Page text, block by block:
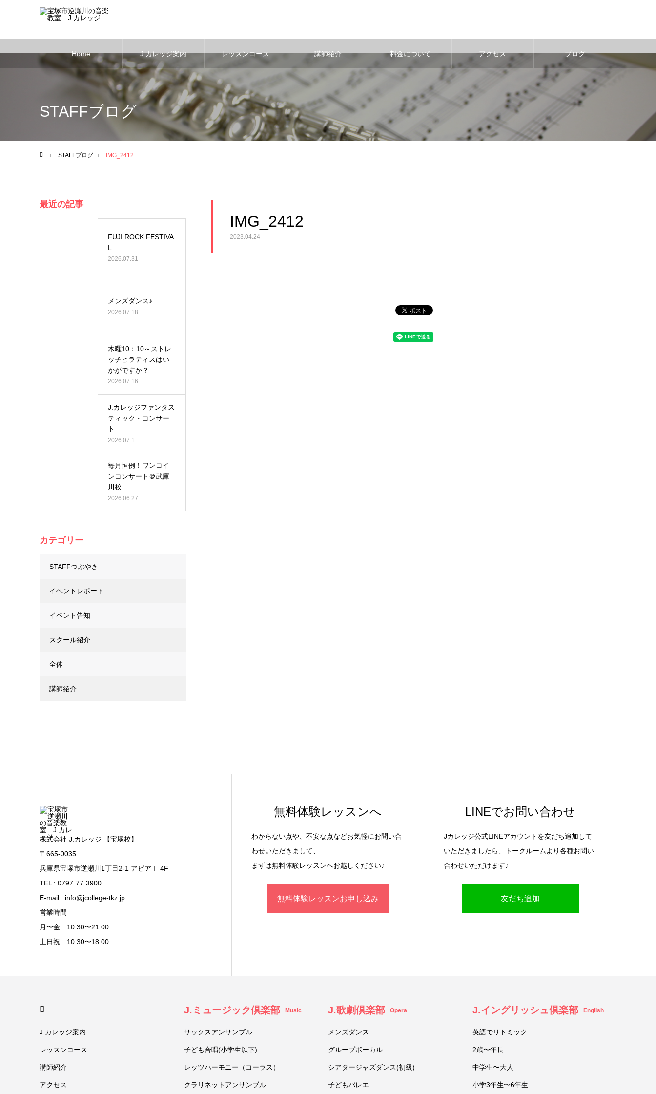
Home J.カレッジ案内 レッスンコース 講師紹介 料金について アクセス ブログ
: Undefined variable $cat_id in /home/users/0/music-life/web/jcollege-tkz.jp/wp-content/themes/noel_tcd072/single.php 29
STAFFブログ
STAFFブログ IMG_2412
IMG_2412
2023.04.24
最近の記事
FUJI ROCK FESTIVA
L
2026.07.31
メンズダンス♪
2026.07.18
木曜10：10～ストレ
ッチピラティスはい
かがですか？
2026.07.16
J.カレッジファンタス
ティック・コンサー
ト
2026.07.1
毎月恒例！ワンコイ
ンコンサート＠武庫
川校
2026.06.27
カテゴリー
STAFFつぶやき
イベントレポート
イベント告知
スクール紹介
全体
講師紹介
株式会社 J.カレッジ 【宝塚校】
〒665-0035
兵庫県宝塚市逆瀬川1丁目2-1 アピアⅠ 4F
TEL : 0797-77-3900
E-mail : info@jcollege-tkz.jp
営業時間
月〜金 10:30〜21:00
土日祝 10:30〜18:00
無料体験レッスンへ
わからない点や、不安な点などお気軽にお問い合
わせいただきまして、
まずは無料体験レッスンへお越しください♪
無料体験レッスンお申し込み
LINEでお問い合わせ
Jカレッジ公式LINEアカウントを友だち追加して
いただきましたら、トークルームより各種お問い
合わせいただけます♪
友だち追加
J.カレッジ案内
レッスンコース
講師紹介
アクセス
J.ミュージック倶楽部 Music
サックスアンサンブル
子ども合唱(小学生以下)
レッツハーモニー（コーラス）
クラリネットアンサンブル
J.歌劇倶楽部 Opera
メンズダンス
グループボーカル
シアタージャズダンス(初級)
子どもバレエ
J.イングリッシュ倶楽部 English
英語でリトミック
2歳〜年長
中学生〜大人
小学3年生〜6年生